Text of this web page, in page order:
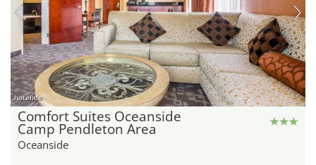
hotel.de
Comfort Suites Oceanside
Camp Pendleton Area
Oceanside